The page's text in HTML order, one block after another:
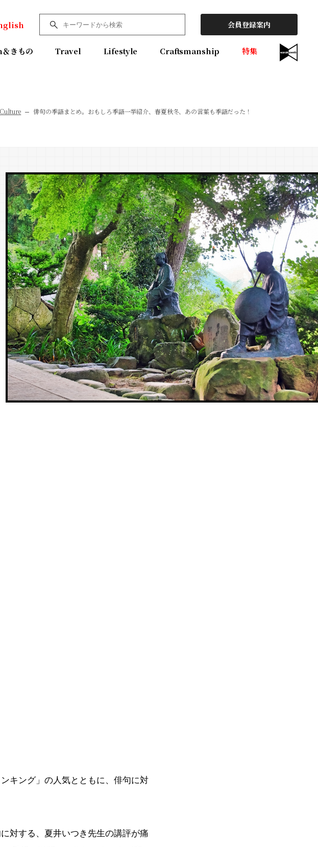
会員登録案内
きもの Travel Lifestyle Craftsmanship 特集
Culture 俳句の季語まとめ。おもしろ季語一挙紹介、春夏秋冬、あの言葉も季語だった！
キング」の人気とともに、俳句に対
対する、夏井いつき先生の講評が痛